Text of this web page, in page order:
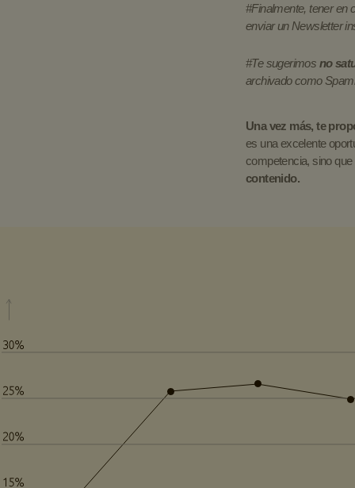
#Finalmente, tener en
enviar un Newsletter
#Te sugerimos no
archivado como
Una vez más, te
es una excelente
competencia, sino que
contenido.